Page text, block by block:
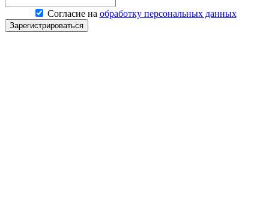
Согласие на обработку персональных данных
Зарегистрироваться